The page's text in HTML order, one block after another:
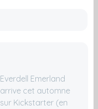
Everdell Emerland
arrive cet automne
sur Kickstarter (en